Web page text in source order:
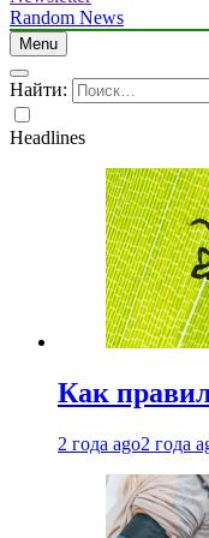
Random News
Menu
Найти:
Headlines
Как
2 года ago2 года